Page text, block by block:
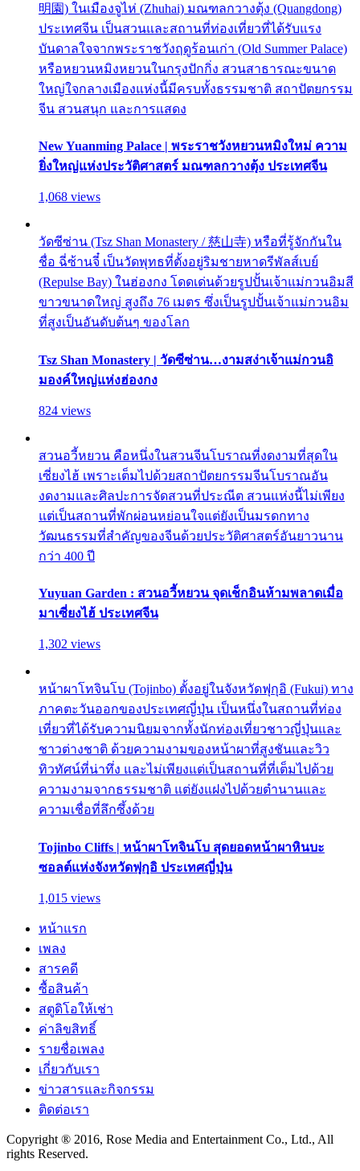
明園) ในเมืองจูไห่ (Zhuhai) มณฑลกวางตุ้ง (Quangdong)
ประเทศจีน เป็นสวนและสถานที่ท่องเที่ยวที่ได้รับแรง
บันดาลใจจากพระราชวังฤดูร้อนเก่า (Old Summer Palace)
หรือหยวนหมิงหยวนในกรุงปักกิ่ง สวนสาธารณะขนาด
ใหญ่ใจกลางเมืองแห่งนี้มีครบทั้งธรรมชาติ สถาปัตยกรรม
จีน สวนสนุก และการแสดง
New Yuanming Palace | พระราชวังหยวนหมิงใหม่ ความ
ยิ่งใหญ่แห่งประวัติศาสตร์ มณฑลกวางตุ้ง ประเทศจีน
1,068 views
วัดซีซ่าน (Tsz Shan Monastery / 慈山寺) หรือที่รู้จักกันใน
ชื่อ ฉี่ซ้านจี๋ เป็นวัดพุทธที่ตั้งอยู่ริมชายหาดรีพัลส์เบย์
(Repulse Bay) ในฮ่องกง โดดเด่นด้วยรูปปั้นเจ้าแม่กวนอิมสี
ขาวขนาดใหญ่ สูงถึง 76 เมตร ซึ่งเป็นรูปปั้นเจ้าแม่กวนอิม
ที่สูงเป็นอันดับต้นๆ ของโลก
Tsz Shan Monastery | วัดซีซ่าน…งามสง่าเจ้าแม่กวนอิ
มองค์ใหญ่แห่งฮ่องกง
824 views
สวนอวี้หยวน คือหนึ่งในสวนจีนโบราณที่งดงามที่สุดใน
เซี่ยงไฮ้ เพราะเต็มไปด้วยสถาปัตยกรรมจีนโบราณอัน
งดงามและศิลปะการจัดสวนที่ประณีต สวนแห่งนี้ไม่เพียง
แต่เป็นสถานที่พักผ่อนหย่อนใจแต่ยังเป็นมรดกทาง
วัฒนธรรมที่สำคัญของจีนด้วยประวัติศาสตร์อันยาวนาน
กว่า 400 ปี
Yuyuan Garden : สวนอวี้หยวน จุดเช็กอินห้ามพลาดเมื่อ
มาเซี่ยงไฮ้ ประเทศจีน
1,302 views
หน้าผาโทจินโบ (Tojinbo) ตั้งอยู่ในจังหวัดฟุกุอิ (Fukui) ทาง
ภาคตะวันออกของประเทศญี่ปุ่น เป็นหนึ่งในสถานที่ท่อง
เที่ยวที่ได้รับความนิยมจากทั้งนักท่องเที่ยวชาวญี่ปุ่นและ
ชาวต่างชาติ ด้วยความงามของหน้าผาที่สูงชันและวิว
ทิวทัศน์ที่น่าทึ่ง และไม่เพียงแต่เป็นสถานที่ที่เต็มไปด้วย
ความงามจากธรรมชาติ แต่ยังแฝงไปด้วยตำนานและ
ความเชื่อที่ลึกซึ้งด้วย
Tojinbo Cliffs | หน้าผาโทจินโบ สุดยอดหน้าผาหินบะ
ซอลต์แห่งจังหวัดฟุกุอิ ประเทศญี่ปุ่น
1,015 views
หน้าแรก
เพลง
สารคดี
ซื้อสินค้า
สตูดิโอให้เช่า
ค่าลิขสิทธิ์
รายชื่อเพลง
เกี่ยวกับเรา
ข่าวสารและกิจกรรม
ติดต่อเรา
Copyright ® 2016, Rose Media and Entertainment Co., Ltd., All
rights Reserved.